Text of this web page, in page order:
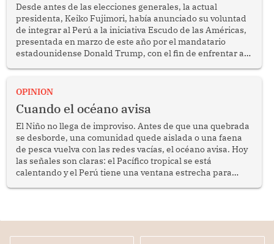
Desde antes de las elecciones generales, la actual
presidenta, Keiko Fujimori, había anunciado su voluntad
de integrar al Perú a la iniciativa Escudo de las Américas,
presentada en marzo de este año por el mandatario
estadounidense Donald Trump, con el fin de enfrentar al
OPINION
Cuando el océano avisa
El Niño no llega de improviso. Antes de que una quebrada
se desborde, una comunidad quede aislada o una faena
de pesca vuelva con las redes vacías, el océano avisa. Hoy
las señales son claras: el Pacífico tropical se está
calentando y el Perú tiene una ventana estrecha para